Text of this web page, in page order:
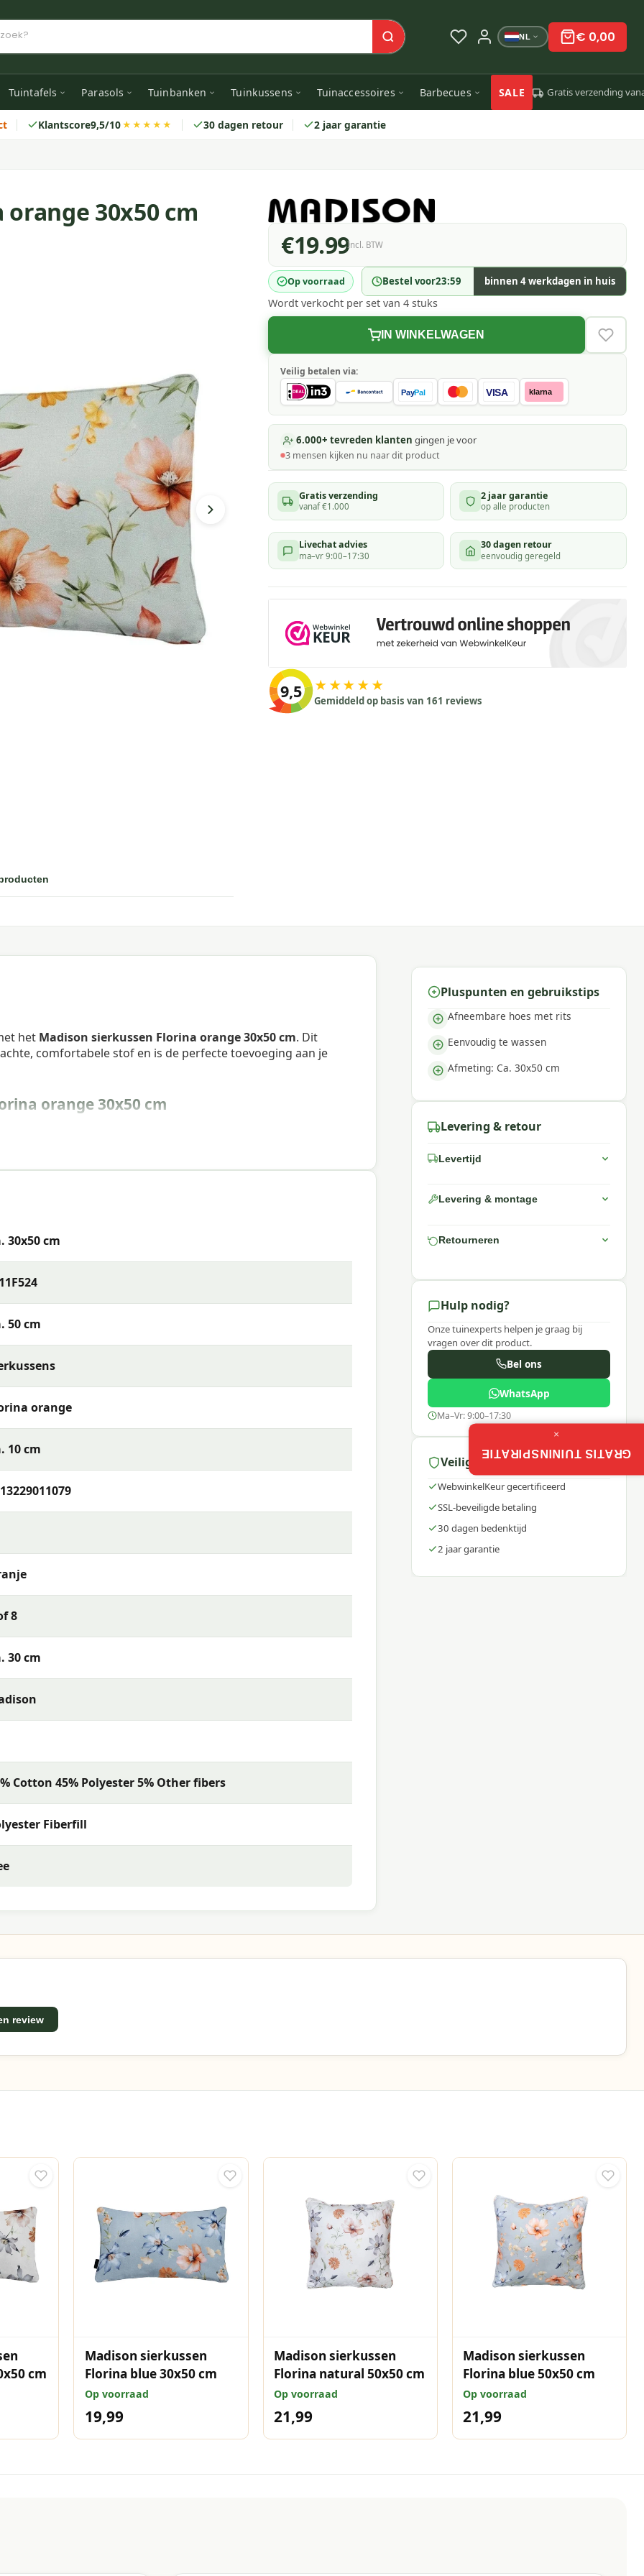
NL € 0,00
Tuintafels Parasols Tuinbanken Tuinkussens Tuinaccessoires Barbecues SALE Gratis verzending
Klantscore9,5/10★★★★★ 30 dagen retour 2 jaar garantie
30x50 cm
€19.99Incl. BTW
Op voorraad Bestel voor23:59 binnen 4 werkdagen in huis
Wordt verkocht per set van 4 stuks
IN WINKELWAGEN
Veilig betalen via:
PayPal VISA klarna
6.000+ tevreden klanten gingen je voor
3 mensen kijken nu naar dit product
Gratis verzending
vanaf €1.000
2 jaar garantie
op alle producten
Livechat advies
ma–vr 9:00–17:30
30 dagen retour
eenvoudig geregeld
9,5 ★★★★★
Gemiddeld op basis van 161 reviews
het Madison sierkussen Florina orange 30x50 cm. Dit
comfortabele stof en is de perfecte toevoeging aan je
orange 30x50 cm
het opbergt. Berg kussens op in een beschermhoes of
30x50 cm
e-mail of WhatsApp. Ons team van tuinmeubelexperts helpt
en wensen.
met uitstekende kleurechtheid en comfort. De collectie
30x50 cm
50 cm
orange
10 cm
8
30 cm
Cotton 45% Polyester 5% Other fibers
Fiberfill
Pluspunten en gebruikstips
Afneembare hoes met rits
Eenvoudig te wassen
Afmeting: Ca. 30x50 cm
Levering & retour
Levertijd
Levering & montage
Retourneren
Hulp nodig?
Onze tuinexperts helpen je graag bij
vragen over dit product.
Bel ons
WhatsApp
Ma–Vr: 9:00–17:30
Veilig winkelen
WebwinkelKeur gecertificeerd
SSL-beveiligde betaling
30 dagen bedenktijd
2 jaar garantie
review
cm
Madison sierkussen
Florina blue 30x50 cm
Op voorraad
19,99
Madison sierkussen
Florina natural 50x50 cm
Op voorraad
21,99
Madison sierkussen
Florina blue 50x50 cm
Op voorraad
21,99
GRATIS TUININSPIRATIE
×